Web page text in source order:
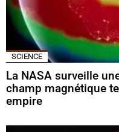
SCIENCE
La NASA surveille
champ magnétique
empire